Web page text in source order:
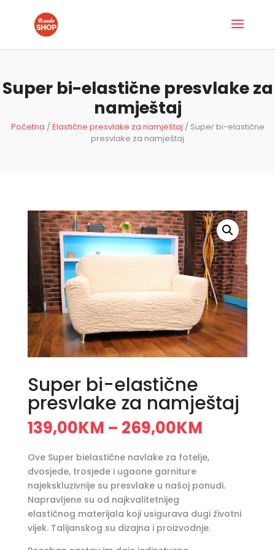
Super bi-elastične presvlake za
namještaj
Početna /Elastične presvlake za namještaj / Super bi-elastične
presvlake za namještaj
Super bi-elastične
presvlake za namještaj
139,00KM – 269,00KM
Ove Super bielastične navlake za fotelje,
dvosjede, trosjede i ugaone garniture
najekskluzivnije su presvlake u našoj ponudi.
Napravljene su od najkvalitetnijeg
elastičnog materijala koji usigurava dugi životni
vijek. Talijanskog su dizajna i proizvodnje.